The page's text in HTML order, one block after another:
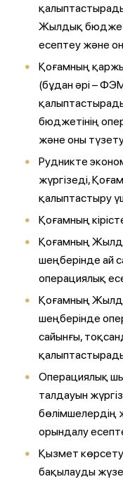
Жылдық
есептеу және
Қоғамның
(бұдан әрі –
бюджетінің
және оны түзету
Рудникте
жүргізеді,
қалыптастыру
Қоғамның
Қоғамның
шеңберінде ай
операциялық
Қоғамның
шеңберінде
сайынғы,
Операциялық
талдауын
бөлімшелердің
орындалу
Қызмет көрсету
бақылауды